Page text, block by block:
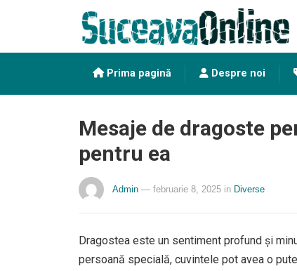
Prima pagină Despre noi
Mesaje de dragoste
pentru ea
Admin — februarie 8, 2025 in Diverse
Dragostea este un sentiment profund și
persoană specială, cuvintele pot avea o